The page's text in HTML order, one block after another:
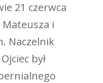
21 czerwca
Mateusza i
Naczelnik
był